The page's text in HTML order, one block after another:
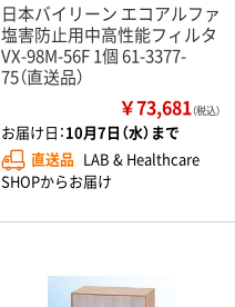
日本バイリーン エコアルファ
塩害防止用中高性能フィルタ
VX-98M-56F 1個 61-3377-
75（直送品）
￥73,681（税込）
お届け日：10月7日（水）まで
直送品 LAB & Healthcare
SHOPからお届け